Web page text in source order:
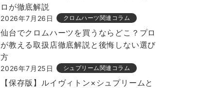
ロが徹底解説
2026年7月26日 クロムハーツ関連コラム
仙台でクロムハーツを買うならどこ？プロ
が教える取扱店徹底解説と後悔しない選び
方
2026年7月25日 シュプリーム関連コラム
【保存版】ルイヴィトン×シュプリームと